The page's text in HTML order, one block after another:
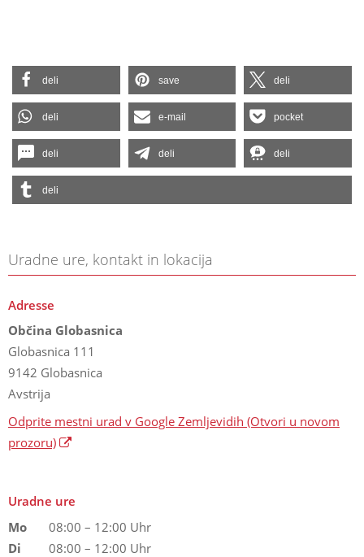
deli save deli
deli e-mail pocket
deli deli deli
deli
Uradne ure, kontakt in lokacija
Adresse
Občina Globasnica
Globasnica 111
9142 Globasnica
Avstrija
Odprite mestni urad v Google Zemljevidih (Otvori u novom
prozoru)
Uradne ure
Mo
08:00 – 12:00 Uhr
Di
08:00 – 12:00 Uhr